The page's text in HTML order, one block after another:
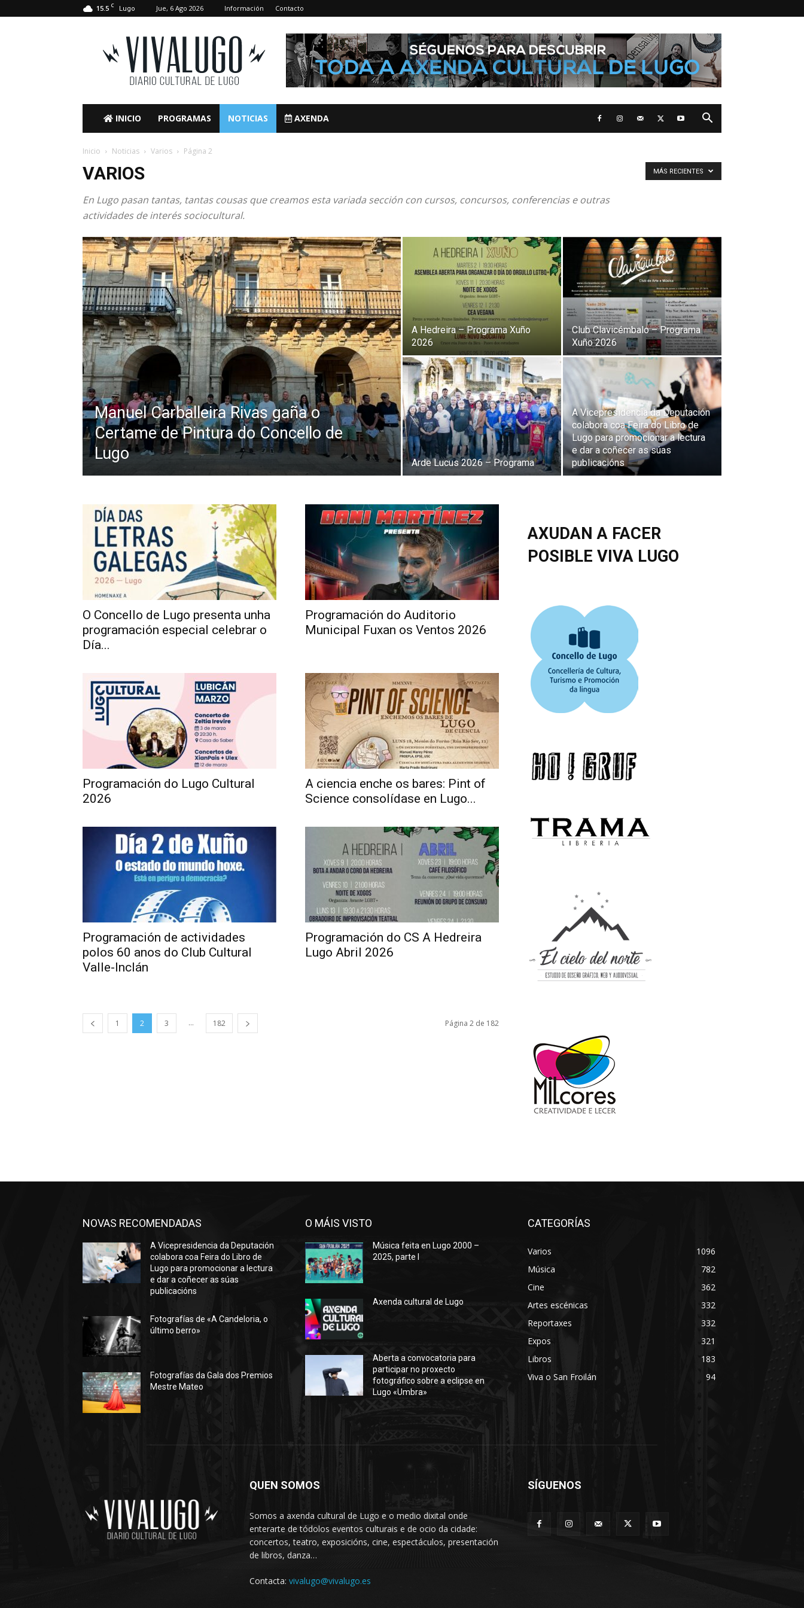
15.5 C Lugo Jue, 6 Ago 2026 Información Contacto
VivaLugo
INICIO PROGRAMAS NOTICIAS AXENDA
Inicio Noticias Varios Página 2
VARIOS
En Lugo pasan tantas, tantas cousas que creamos esta variada sección con cursos, concursos, conferencias e outras
actividades de interés sociocultural.
MÁS RECIENTES
Manuel Carballeira Rivas gaña o
Certame de Pintura do Concello de
Lugo
A Hedreira – Programa Xuño
2026
Club Clavicémbalo – Programa
Xuño 2026
Arde Lucus 2026 – Programa
A Vicepresidencia da Deputación
colabora coa Feira do Libro de
Lugo para promocionar a lectura
e dar a coñecer as súas
publicacións
O Concello de Lugo presenta unha
programación especial celebrar o
Día...
Programación do Auditorio
Municipal Fuxan os Ventos 2026
Programación do Lugo Cultural
2026
A ciencia enche os bares: Pint of
Science consolídase en Lugo...
Programación de actividades
polos 60 anos do Club Cultural
Valle-Inclán
Programación do CS A Hedreira
Lugo Abril 2026
1 2 3 ... 182 Página 2 de 182
AXUDAN A FACER
POSIBLE VIVA LUGO
NOVAS RECOMENDADAS
A Vicepresidencia da Deputación
colabora coa Feira do Libro de
Lugo para promocionar a lectura
e dar a coñecer as súas
publicacións
Fotografías de «A Candeloria, o
último berro»
Fotografías da Gala dos Premios
Mestre Mateo
O MÁIS VISTO
Música feita en Lugo 2000 –
2025, parte I
Axenda cultural de Lugo
Aberta a convocatoria para
participar no proxecto
fotográfico sobre a eclipse en
Lugo «Umbra»
CATEGORÍAS
Varios
1096
Música
782
Cine
362
Artes escénicas
332
Reportaxes
332
Expos
321
Libros
183
Viva o San Froilán
94
QUEN SOMOS
Somos a axenda cultural de Lugo e o medio dixital onde
enterarte de tódolos eventos culturais e de ocio da cidade:
concertos, teatro, exposicións, cine, espectáculos, presentación
de libros, danza…
Contacta: vivalugo@vivalugo.es
SÍGUENOS